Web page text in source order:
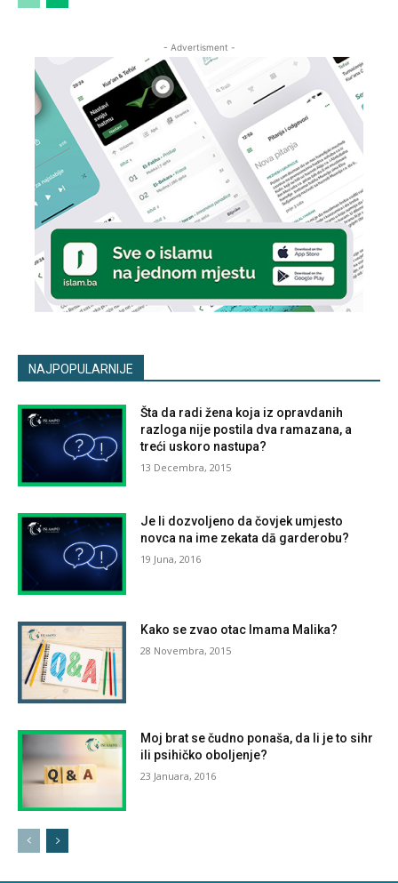
- Advertisment -
NAJPOPULARNIJE
Šta da radi žena koja iz opravdanih
razloga nije postila dva ramazana, a
treći uskoro nastupa?
13 Decembra, 2015
Je li dozvoljeno da čovjek umjesto
novca na ime zekata dā garderobu?
19 Juna, 2016
Kako se zvao otac Imama Malika?
28 Novembra, 2015
Moj brat se čudno ponaša, da li je to sihr
ili psihičko oboljenje?
23 Januara, 2016